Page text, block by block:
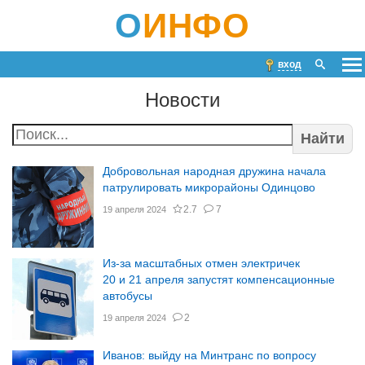
ОИНФО
вход
Новости
Найти
Добровольная народная дружина начала
патрулировать микрорайоны Одинцово
19 апреля 2024 2.7 7
Из-за масштабных отмен электричек
20 и 21 апреля запустят компенсационные
автобусы
19 апреля 2024 2
Иванов: выйду на Минтранс по вопросу